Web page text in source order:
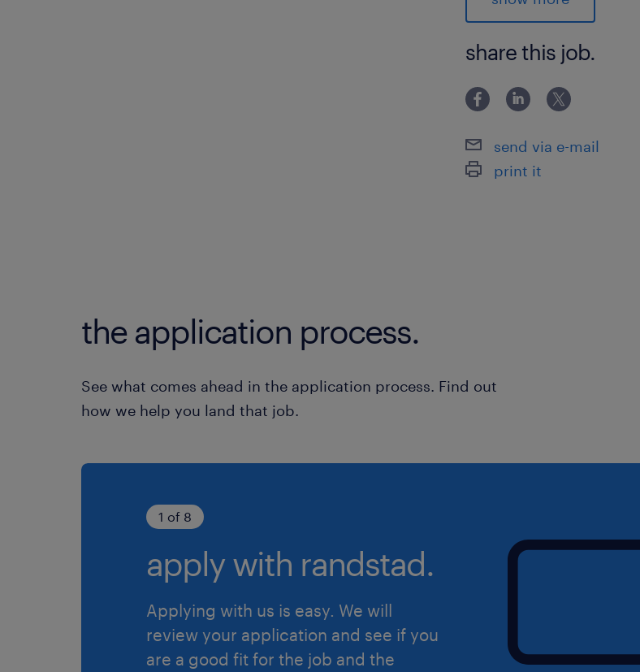
Previdência Privada
Auxilio Creche
Faça parte do nosso time!
share this job.
send via e-mail
print it
the application process.
See what comes ahead in the application process. Find out
how we help you land that job.
1 of 8
apply with randstad.
Applying with us is easy. We will
review your application and see if you
are a good fit for the job and the